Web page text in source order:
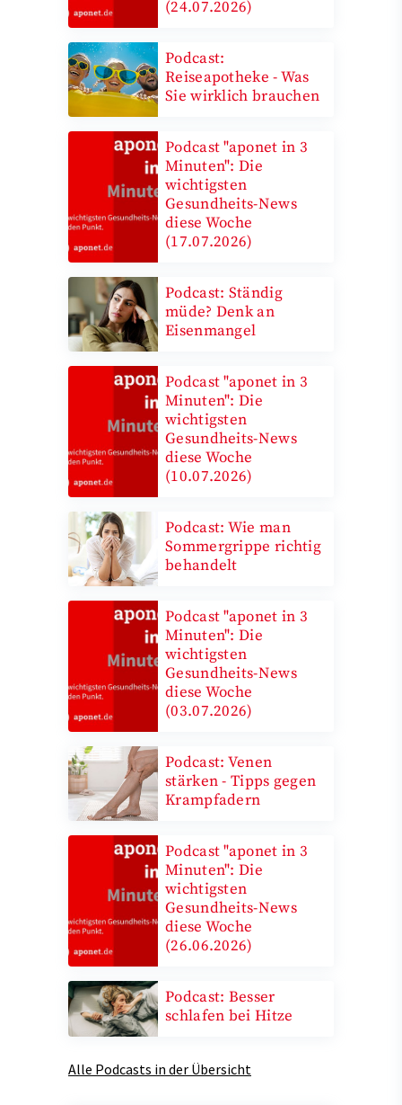
(24.07.2026)
Podcast:
Reiseapotheke - Was
Sie wirklich brauchen
Podcast "aponet in 3
Minuten": Die
wichtigsten
Gesundheits-News
diese Woche
(17.07.2026)
Podcast: Ständig
müde? Denk an
Eisenmangel
Podcast "aponet in 3
Minuten": Die
wichtigsten
Gesundheits-News
diese Woche
(10.07.2026)
Podcast: Wie man
Sommergrippe richtig
behandelt
Podcast "aponet in 3
Minuten": Die
wichtigsten
Gesundheits-News
diese Woche
(03.07.2026)
Podcast: Venen
stärken - Tipps gegen
Krampfadern
Podcast "aponet in 3
Minuten": Die
wichtigsten
Gesundheits-News
diese Woche
(26.06.2026)
Podcast: Besser
schlafen bei Hitze
Alle Podcasts in der Übersicht